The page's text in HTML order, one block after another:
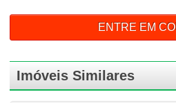
ENTRE EM
Imóveis Similares